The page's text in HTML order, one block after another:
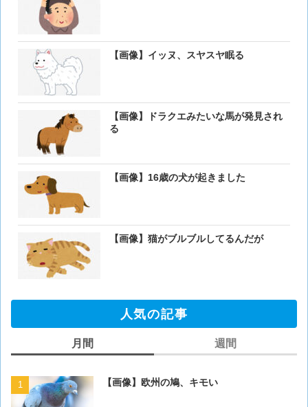
【画像】イッヌ、スヤスヤ眠る
【画像】ドラクエみたいな馬が発見され
る
【画像】16歳の犬が起きました
【画像】猫がブルブルしてるんだが
人気の記事
月間
【画像】欧州の鳩、キモい
週間
【画像】欧州の鳩、キモい